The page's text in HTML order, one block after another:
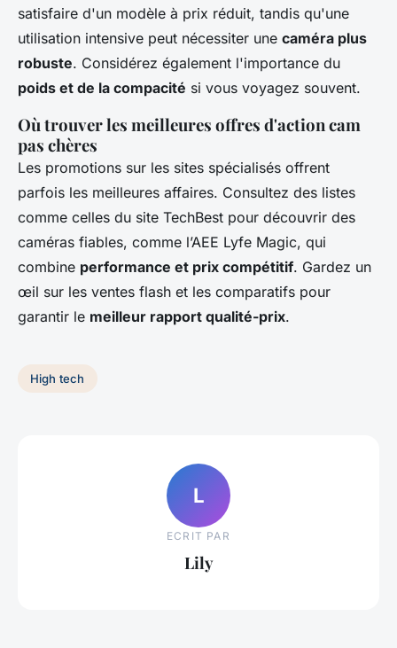
satisfaire d'un modèle à prix réduit, tandis qu'une
utilisation intensive peut nécessiter une caméra plus
robuste. Considérez également l'importance du
poids et de la compacité si vous voyagez souvent.
Où trouver les meilleures offres d'action cam
pas chères
Les promotions sur les sites spécialisés offrent
parfois les meilleures affaires. Consultez des listes
comme celles du site TechBest pour découvrir des
caméras fiables, comme l’AEE Lyfe Magic, qui
combine performance et prix compétitif. Gardez un
œil sur les ventes flash et les comparatifs pour
garantir le meilleur rapport qualité-prix.
High tech
L
ECRIT PAR
Lily